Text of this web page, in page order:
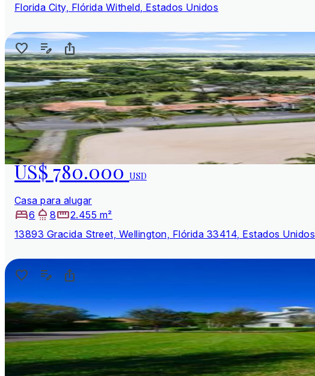
Florida City, Flórida Witheld, Estados Unidos
US$ 780.000USD
Casa para alugar
6
8
2.455 m²
13893 Gracida Street, Wellington, Flórida 33414, Estados Unidos